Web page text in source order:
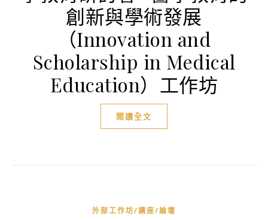
創新與學術發展
（Innovation and
Scholarship in Medical
Education）工作坊
閱讀全文
外部工作坊/講座/論壇